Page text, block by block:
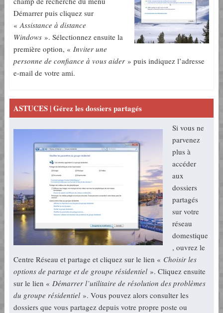
Démarrer puis cliquez sur
«Assistance à distance
Windows». Sélectionnez ensuite la
première option, « Inviter une
personne de confiance à vous aider» puis indiquez l’adresse
e-mail de votre ami.
ASTUCES | Gérez les dossiers partagés
Si vous ne
parvenez
plus à
accéder
aux
dossiers
partagés
sur votre
réseau
domestique
, ouvrez le
Centre Réseau et partage et cliquez sur le lien « Choisir les
options de partage et de groupe résidentiel». Cliquez ensuite
sur le lien « Démarrer l’utilitaire de résolution des problèmes
du groupe résidentiel». Vous pouvez alors consulter les
dossiers que vous partagez depuis votre propre poste ou